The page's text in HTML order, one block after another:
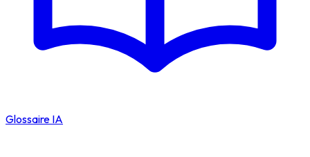
Glossaire IA